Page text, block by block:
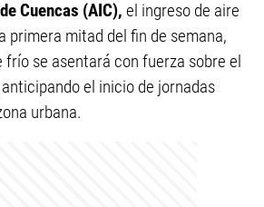
Cuencas (AIC), el ingreso de aire
primera mitad del fin de semana,
frío se asentará con fuerza sobre el
el inicio de jornadas
urbana.